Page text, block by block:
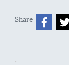
Share